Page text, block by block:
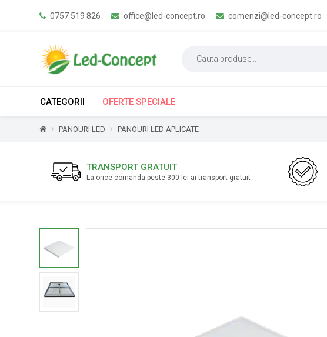
0757 519 826 office@led-concept.ro comenzi@led-concept.ro
CATEGORII OFERTE SPECIALE
PANOURI LED PANOURI LED APLICATE
TRANSPORT GRATUIT
La orice comanda peste 300 lei ai transport gratuit